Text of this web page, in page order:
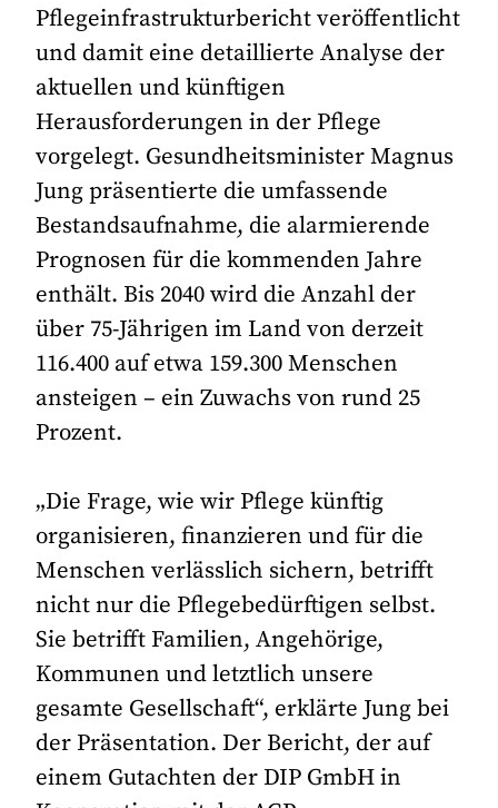
Pflegeinfrastrukturbericht veröffentlicht
und damit eine detaillierte Analyse der
aktuellen und künftigen
Herausforderungen in der Pflege
vorgelegt. Gesundheitsminister Magnus
Jung präsentierte die umfassende
Bestandsaufnahme, die alarmierende
Prognosen für die kommenden Jahre
enthält. Bis 2040 wird die Anzahl der
über 75-Jährigen im Land von derzeit
116.400 auf etwa 159.300 Menschen
ansteigen – ein Zuwachs von rund 25
Prozent.
„Die Frage, wie wir Pflege künftig
organisieren, finanzieren und für die
Menschen verlässlich sichern, betrifft
nicht nur die Pflegebedürftigen selbst.
Sie betrifft Familien, Angehörige,
Kommunen und letztlich unsere
gesamte Gesellschaft“, erklärte Jung bei
der Präsentation. Der Bericht, der auf
einem Gutachten der DIP GmbH in